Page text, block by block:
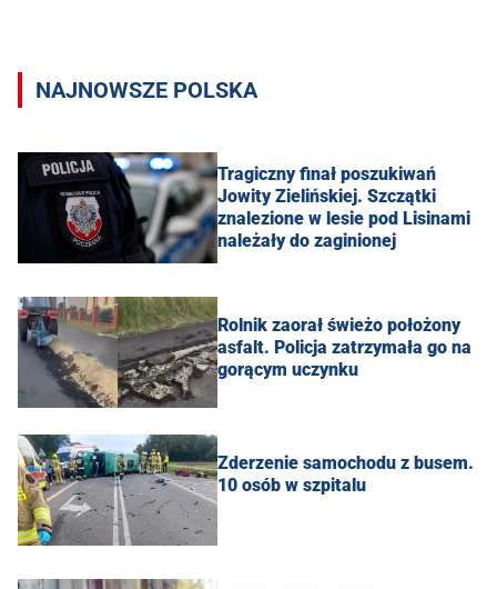
NAJNOWSZE POLSKA
Tragiczny finał poszukiwań
Jowity Zielińskiej. Szczątki
znalezione w lesie pod Lisinami
należały do zaginionej
Rolnik zaorał świeżo położony
asfalt. Policja zatrzymała go na
gorącym uczynku
Zderzenie samochodu z busem.
10 osób w szpitalu